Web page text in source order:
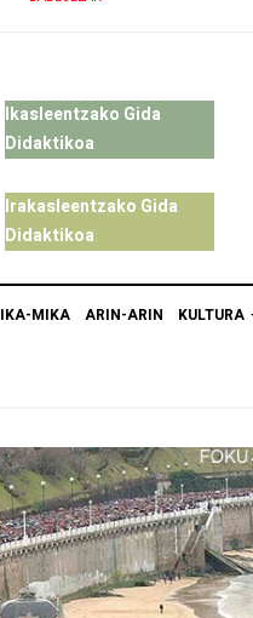
Ikasleentzako Gida
Didaktikoa
Irakasleentzako Gida
Didaktikoa
IKA-MIKA ARIN-ARIN KULTURA